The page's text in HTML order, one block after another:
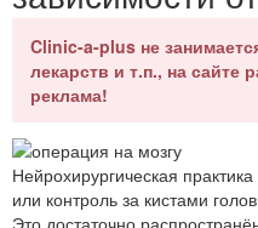
Clinic-a-plus не
лекарств и т.п., на сайте
реклама!
Нейрохирургическая
или контроль за кистами
Это достаточно